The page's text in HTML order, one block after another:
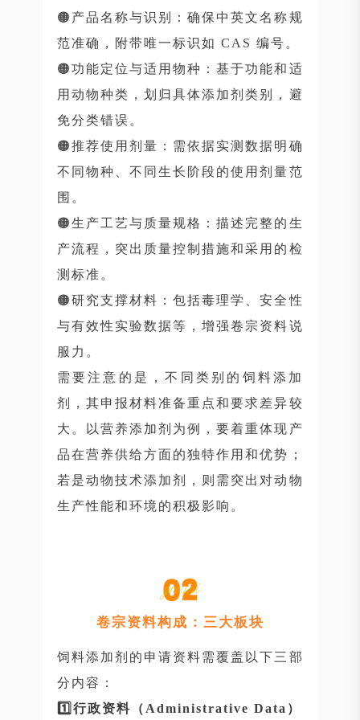
🟠产品名称与识别：确保中英文名称规
范准确，附带唯一标识如 CAS 编号。
🟠功能定位与适用物种：基于功能和适
用动物种类，划归具体添加剂类别，避
免分类错误。
🟠推荐使用剂量：需依据实测数据明确
不同物种、不同生长阶段的使用剂量范
围。
🟠生产工艺与质量规格：描述完整的生
产流程，突出质量控制措施和采用的检
测标准。
🟠研究支撑材料：包括毒理学、安全性
与有效性实验数据等，增强卷宗资料说
服力。
需要注意的是，不同类别的饲料添加
剂，其申报材料准备重点和要求差异较
大。以营养添加剂为例，要着重体现产
品在营养供给方面的独特作用和优势；
若是动物技术添加剂，则需突出对动物
生产性能和环境的积极影响。
卷宗资料构成：三大板块
饲料添加剂的申请资料需覆盖以下三部
分内容：
1️⃣行政资料（Administrative Data）